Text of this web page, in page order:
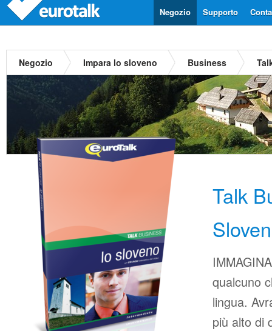
Supporto
Negozio
Negozio Impara lo sloveno Business
Talk
qualcuno
lingua.
più alto di